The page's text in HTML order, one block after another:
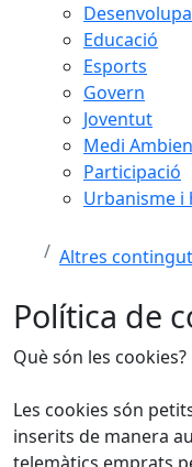
Educació
Esports
Govern
Joventut
Medi
Participació
Urbanisme i
Altres
Política de
Què són les cookies?
Les cookies són
inserits de manera